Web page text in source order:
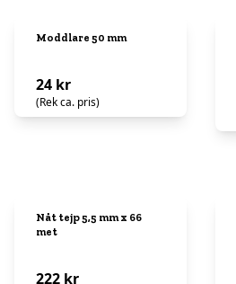
Moddlare 50 mm
24 kr
(Rek ca. pris)
Nåt tejp 5,5 mm x 66
met
222 kr